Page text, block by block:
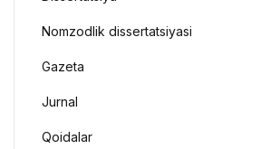
Nomzodlik dissertatsiyasi
Gazeta
Jurnal
Qoidalar